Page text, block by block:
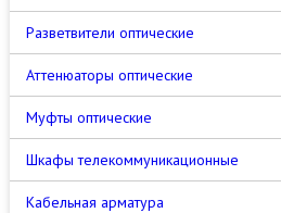
Разветвители оптические
Аттенюаторы оптические
Муфты оптические
Шкафы телекоммуникационные
Кабельная арматура